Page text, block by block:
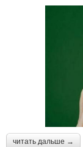
читать дальше →